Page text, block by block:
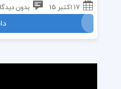
17 اکتبر 15 بدون